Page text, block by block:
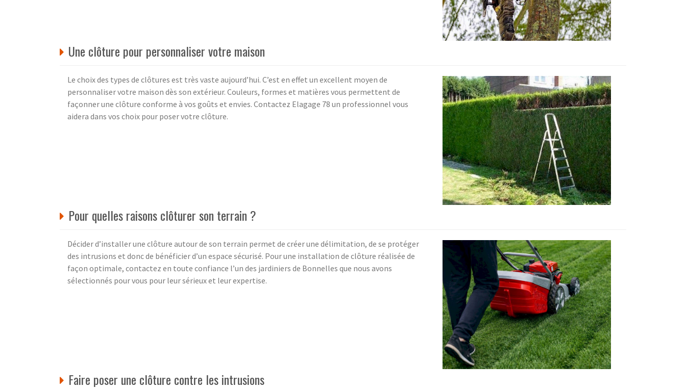
Une clôture pour personnaliser votre maison
Le choix des types de clôtures est très vaste aujourd’hui. C’est en effet un excellent moyen de
personnaliser votre maison dès son extérieur. Couleurs, formes et matières vous permettent de
façonner une clôture conforme à vos goûts et envies. Contactez Elagage 78 un professionnel vous
aidera dans vos choix pour poser votre clôture.
Pour quelles raisons clôturer son terrain ?
Décider d’installer une clôture autour de son terrain permet de créer une délimitation, de se protéger
des intrusions et donc de bénéficier d’un espace sécurisé. Pour une installation de clôture réalisée de
façon optimale, contactez en toute confiance l’un des jardiniers de Bonnelles que nous avons
sélectionnés pour vous pour leur sérieux et leur expertise.
Faire poser une clôture contre les intrusions